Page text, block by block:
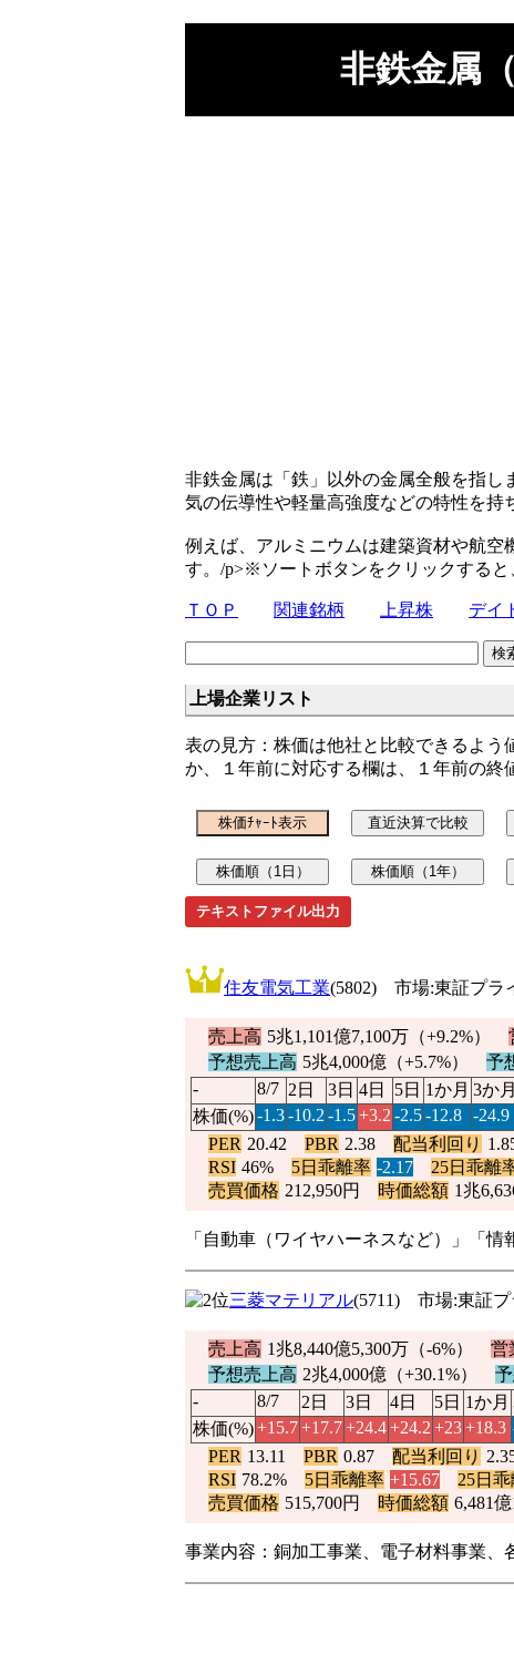
非鉄金属
非鉄金属は「鉄」以外の金属全般を指
気の伝導性や軽量高強度などの特性を持
例えば、アルミニウムは建築資材や航
す。/p>※ソートボタンをクリックすると
ＴＯＰ 関連銘柄 上昇株 デイ
上場企業リスト
表の見方：株価は他社と比較できるよう
か、１年前に対応する欄は、１年前の終
テキストファイル出力
住友電気工業(5802) 市場:東証プラ
売上高 5兆1,101億7,100万（+9.2%）
予想売上高 5兆4,000億（+5.7%） 予
-
8/7 2日 3日 4日 5日 1か月 3か月
株価(%)-1.3-10.2 -1.5+3.2 -2.5-12.8 -24.9
PER 20.42 PBR 2.38 配当利回り
RSI 46% 5日乖離率 -2.17 25日乖離
売買価格 212,950円 時価総額 1兆
「自動車（ワイヤハーネスなど）」「
三菱マテリアル(5711) 市場:東証
売上高 1兆8,440億5,300万（-6%） 営
予想売上高 2兆4,000億（+30.1%）
-
8/7 2日 3日 4日 5日 1か月
株価(%)+15.7+17.7+24.4+24.2 +23+18.3
PER 13.11 PBR 0.87 配当利回り
RSI 78.2% 5日乖離率 +15.67 25日
売買価格 515,700円 時価総額 6,481
事業内容：銅加工事業、電子材料事業